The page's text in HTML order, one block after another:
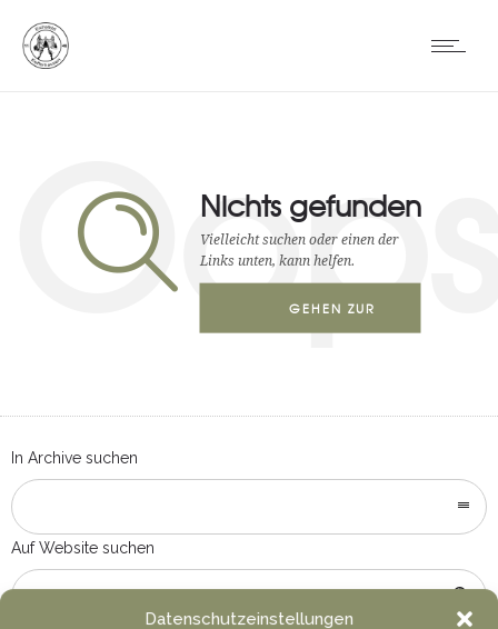
Datenschutzeinstellungen
Nichts gefunden
Vielleicht suchen oder einen der
Links unten, kann helfen.
GEHEN ZUR
In Archive suchen
Auf Website suchen